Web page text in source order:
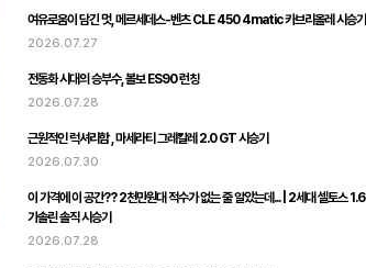
여유로움이 담긴 멋, 메르세데스-벤츠 CLE 450 4matic 카브리올레 시승기
2026.07.27
전동화 시대의 승부수, 볼보 ES90 런칭
2026.07.28
근원적인 럭셔리함 , 마세라티 그레칼레 2.0 GT 시승기
2026.07.30
이 가격에 이 공간?? 2천만원대 적수가 없는 줄 알았는데... | 2세대 셀토스 1.6
가솔린 솔직 시승기
2026.07.28